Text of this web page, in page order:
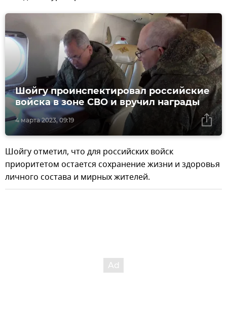
4 марта 2023, 09:19
Шойгу проинспектировал российские
войска в зоне СВО и вручил награды
Шойгу отметил, что для российских войск
приоритетом остается сохранение жизни и здоровья
личного состава и мирных жителей.